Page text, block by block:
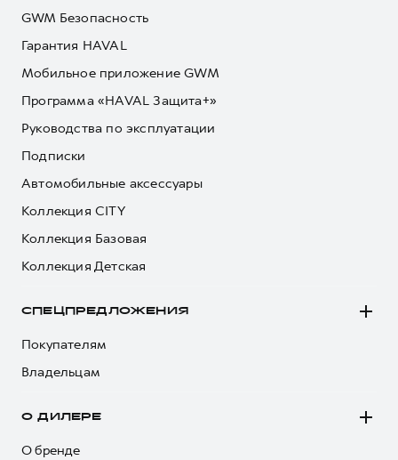
GWM Безопасность
Гарантия HAVAL
Мобильное приложение GWM
Программа «HAVAL Защита+»
Руководства по эксплуатации
Подписки
Автомобильные аксессуары
Коллекция CITY
Коллекция Базовая
Коллекция Детская
СПЕЦПРЕДЛОЖЕНИЯ
Покупателям
Владельцам
О ДИЛЕРЕ
О бренде